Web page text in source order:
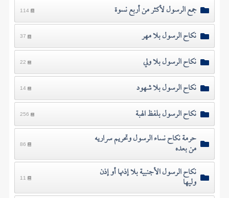
جمع الرسول لأكثر من أربع نسوة 114
نكاح الرسول بلا مهر 37
نكاح الرسول بلا ولي 22
نكاح الرسول بلا شهود 14
نكاح الرسول بلفظ الهبة 256
حرمة نكاح نساء الرسول وتحريم سراريه
من بعده 86
نكاح الرسول الأجنبية بلا إذنها أو إذن
وليها 11